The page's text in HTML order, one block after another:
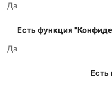
Да
Есть функция
Да
Есть